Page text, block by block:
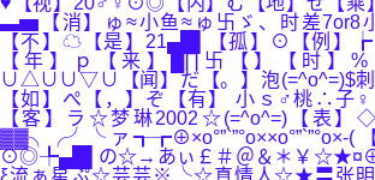
▃▅【消】ゅ≈小鱼≈ゅ卐ゞ、时差7or8
【不】☁【是】21▄█▌【孤】⊙【例】
【年】ｐ【来】█∏卐【】【时】%
∪△∪∪▽∪【闻】だ【。】泡(=^o^=)$刺
【如】ぺ【，】ぞ【有】 小ｓ♂桃∴子
【客】ラ☆梦琳2002☆(=^o^=)【表】
▓▓╮╭╯╰ァ┱┲⊕×o°”`”°o××o°”`”°o×-
⊙◎╄▄█▌の☆→あぃ￡＃＠＆＊￥
ξ流ぁ星ぷ☆芸芸※╰☆真情人☆★〓张明